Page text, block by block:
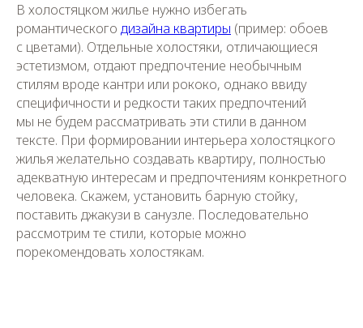
В холостяцком жилье нужно избегать
романтического дизайна квартиры (пример: обоев
с цветами). Отдельные холостяки, отличающиеся
эстетизмом, отдают предпочтение необычным
стилям вроде кантри или рококо, однако ввиду
специфичности и редкости таких предпочтений
мы не будем рассматривать эти стили в данном
тексте. При формировании интерьера холостяцкого
жилья желательно создавать квартиру, полностью
адекватную интересам и предпочтениям конкретного
человека. Скажем, установить барную стойку,
поставить джакузи в санузле. Последовательно
рассмотрим те стили, которые можно
порекомендовать холостякам.